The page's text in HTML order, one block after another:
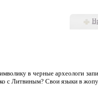
в черные археологи
с Литвиным? Свои языки в